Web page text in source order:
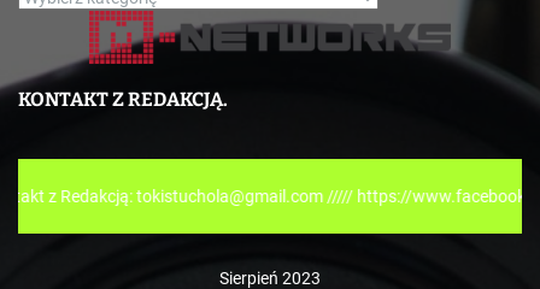
e
i
e
KONTAKT Z REDAKCJĄ.
tokistuchola@gmail.com ///// https://www.facebook.com/
Sierpień 2023